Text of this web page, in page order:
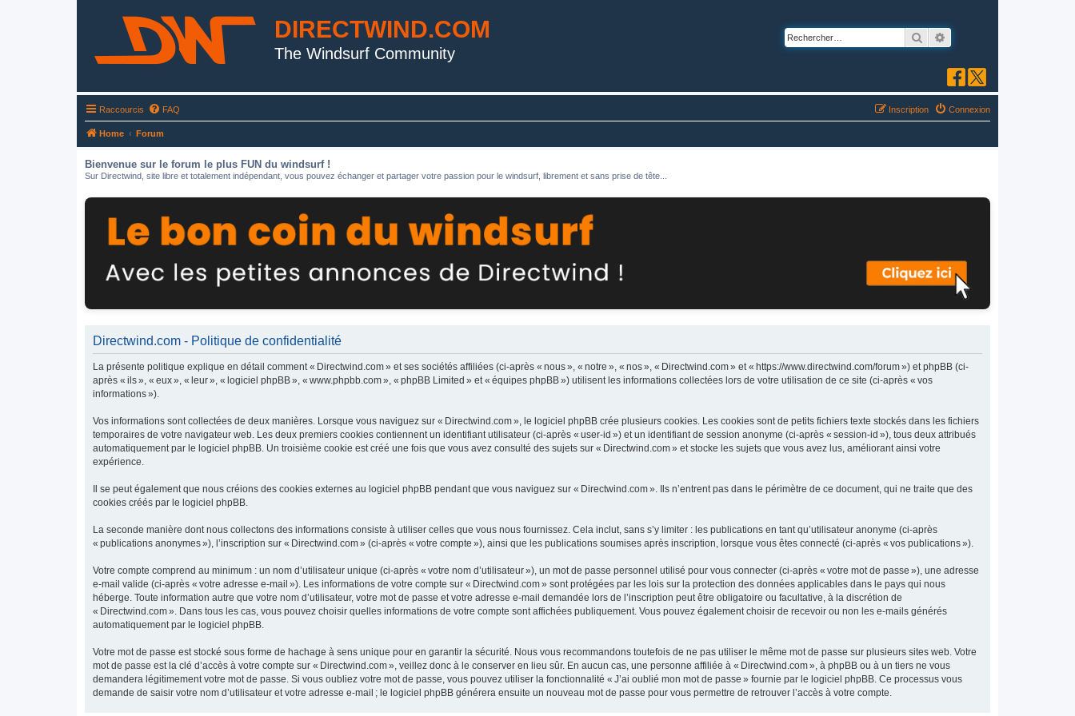
DIRECTWIND.COM
The Windsurf Community
Rechercher
Raccourcis FAQ Connexion
Inscription
Home Forum
Bienvenue sur le forum le plus FUN du windsurf !
Sur Directwind, site libre et totalement indépendant, vous pouvez échanger et partager votre passion pour le windsurf, librement et sans prise de tête...
Directwind.com - Politique de confidentialité
La présente politique explique en détail comment « Directwind.com » et ses sociétés affiliées (ci-après « nous », « notre », « nos », « Directwind.com » et « https://www.directwind.com/forum ») et phpBB (ci-
après « ils », « eux », « leur », « logiciel phpBB », « www.phpbb.com », « phpBB Limited » et « équipes phpBB ») utilisent les informations collectées lors de votre utilisation de ce site (ci-après « vos
informations »).
Vos informations sont collectées de deux manières. Lorsque vous naviguez sur « Directwind.com », le logiciel phpBB crée plusieurs cookies. Les cookies sont de petits fichiers texte stockés dans les fichiers
temporaires de votre navigateur web. Les deux premiers cookies contiennent un identifiant utilisateur (ci-après « user-id ») et un identifiant de session anonyme (ci-après « session-id »), tous deux attribués
automatiquement par le logiciel phpBB. Un troisième cookie est créé une fois que vous avez consulté des sujets sur « Directwind.com » et stocke les sujets que vous avez lus, améliorant ainsi votre
expérience.
Il se peut également que nous créions des cookies externes au logiciel phpBB pendant que vous naviguez sur « Directwind.com ». Ils n’entrent pas dans le périmètre de ce document, qui ne traite que des
cookies créés par le logiciel phpBB.
La seconde manière dont nous collectons des informations consiste à utiliser celles que vous nous fournissez. Cela inclut, sans s’y limiter : les publications en tant qu’utilisateur anonyme (ci-après
« publications anonymes »), l’inscription sur « Directwind.com » (ci-après « votre compte »), ainsi que les publications soumises après inscription, lorsque vous êtes connecté (ci-après « vos publications »).
Votre compte comprend au minimum : un nom d’utilisateur unique (ci-après « votre nom d’utilisateur »), un mot de passe personnel utilisé pour vous connecter (ci-après « votre mot de passe »), une adresse
e-mail valide (ci-après « votre adresse e-mail »). Les informations de votre compte sur « Directwind.com » sont protégées par les lois sur la protection des données applicables dans le pays qui nous
héberge. Toute information autre que votre nom d’utilisateur, votre mot de passe et votre adresse e-mail demandée lors de l’inscription peut être obligatoire ou facultative, à la discrétion de
« Directwind.com ». Dans tous les cas, vous pouvez choisir quelles informations de votre compte sont affichées publiquement. Vous pouvez également choisir de recevoir ou non les e-mails générés
automatiquement par le logiciel phpBB.
Votre mot de passe est stocké sous forme de hachage à sens unique pour en garantir la sécurité. Nous vous recommandons toutefois de ne pas utiliser le même mot de passe sur plusieurs sites web. Votre
mot de passe est la clé d’accès à votre compte sur « Directwind.com », veillez donc à le conserver en lieu sûr. En aucun cas, une personne affiliée à « Directwind.com », à phpBB ou à un tiers ne vous
demandera légitimement votre mot de passe. Si vous oubliez votre mot de passe, vous pouvez utiliser la fonctionnalité « J’ai oublié mon mot de passe » fournie par le logiciel phpBB. Ce processus vous
demande de saisir votre nom d’utilisateur et votre adresse e-mail ; le logiciel phpBB générera ensuite un nouveau mot de passe pour vous permettre de retrouver l’accès à votre compte.